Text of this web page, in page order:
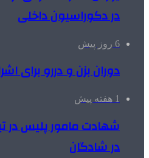
در دکوراسیون داخلی
6 روز پیش
دوران بزن و دررو برای
1 هفته پیش
شهادت مامور پلیس در
در شادگان